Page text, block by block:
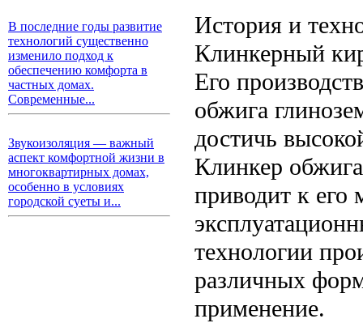
В последние годы развитие
технологий существенно
изменило подход к
обеспечению комфорта в
частных домах.
Современные...
Звукоизоляция — важный
аспект комфортной жизни в
многоквартирных домах,
особенно в условиях
городской суеты и...
История и
Клинкерный
Его
обжига
достичь
Клинкер
приводит к
технологии
различных
применение.